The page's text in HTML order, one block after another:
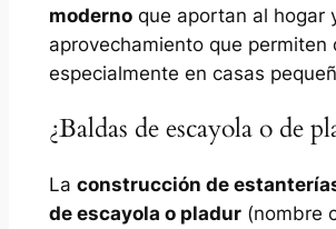
modernoque aportan al hogar
aprovechamiento que permiten
especialmente en casas
¿Baldas de escayola o de
La construcción de
de escayola o pladur(nombre